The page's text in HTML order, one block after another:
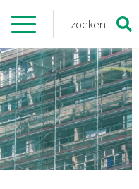
zoeken